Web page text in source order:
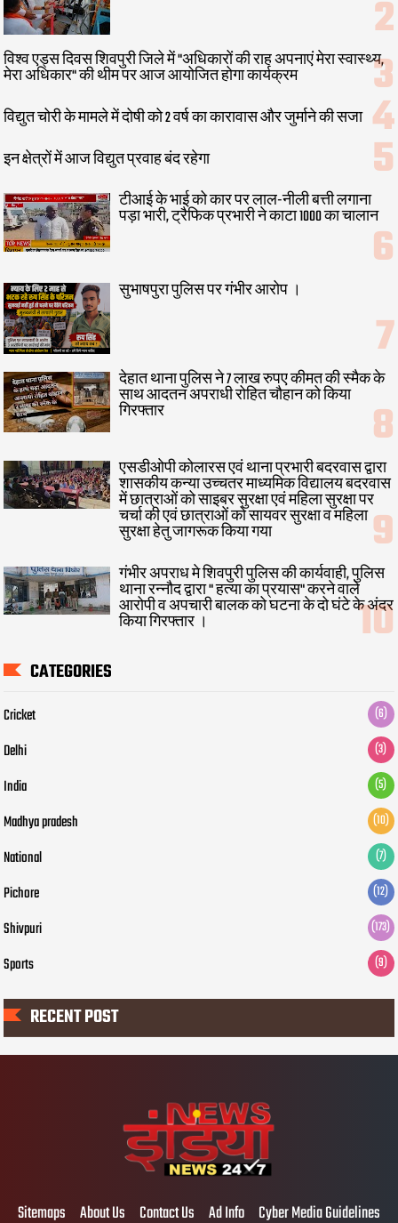
विश्व एड्स दिवस शिवपुरी जिले में "अधिकारों की राह अपनाएं मेरा स्वास्थ्य,
मेरा अधिकार" की थीम पर आज आयोजित होगा कार्यक्रम
विद्युत चोरी के मामले में दोषी को 2 वर्ष का कारावास और जुर्माने की सजा
इन क्षेत्रों में आज विद्युत प्रवाह बंद रहेगा
टीआई के भाई को कार पर लाल-नीली बत्ती लगाना
पड़ा भारी, ट्रैफिक प्रभारी ने काटा 1000 का चालान
सुभाषपुरा पुलिस पर गंभीर आरोप ।
देहात थाना पुलिस ने 7 लाख रुपए कीमत की स्मैक के
साथ आदतन अपराधी रोहित चौहान को किया
गिरफ्तार
एसडीओपी कोलारस एवं थाना प्रभारी बदरवास द्वारा
शासकीय कन्या उच्चतर माध्यमिक विद्यालय बदरवास
में छात्राओं को साइबर सुरक्षा एवं महिला सुरक्षा पर
चर्चा की एवं छात्राओं को सायवर सुरक्षा व महिला
सुरक्षा हेतु जागरूक किया गया
गंभीर अपराध मे शिवपुरी पुलिस की कार्यवाही, पुलिस
थाना रन्नौद द्वारा " हत्या का प्रयास" करने वाले
आरोपी व अपचारी बालक को घटना के दो घंटे के अंदर
किया गिरफ्तार ।
CATEGORIES
Cricket (6)
Delhi (3)
India (5)
Madhya pradesh (10)
National (7)
Pichore (12)
Shivpuri (173)
Sports (9)
RECENT POST
Sitemaps About Us Contact Us Ad Info Cyber Media Guidelines